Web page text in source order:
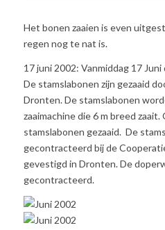
Het bonen zaaien is even
regen nog te nat is.
17 juni 2002: Vanmiddag 17
De stamslabonen zijn gezaaid
Dronten. De stamslabonen
zaaimachine die 6 m breed
stamslabonen gezaaid. De
gecontracteerd bij de
gevestigd in Dronten. De
gecontracteerd.